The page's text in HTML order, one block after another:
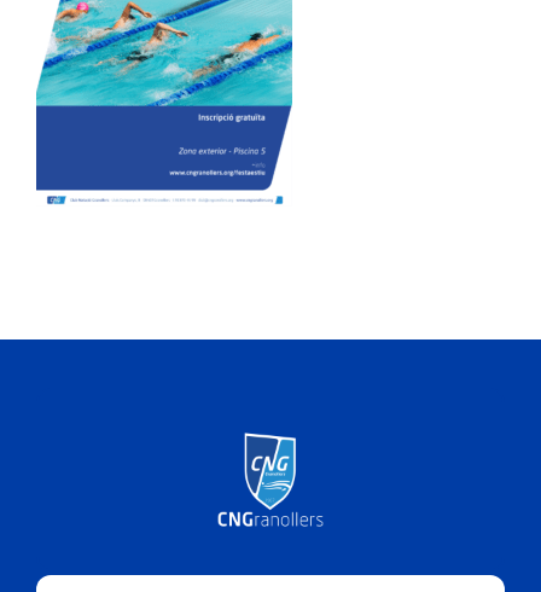
ACTIVITATS
SERVEIS
BLOG